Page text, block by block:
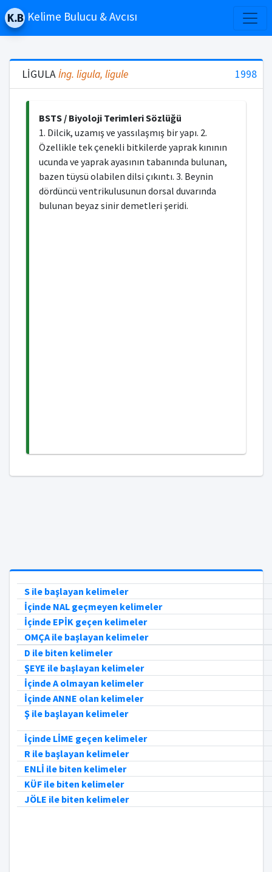
Kelime Bulucu & Avcısı
LİGULAİng. ligula, ligule 1998
BSTS / Biyoloji Terimleri Sözlüğü
1. Dilcik, uzamış ve yassılaşmış bir yapı. 2.
Özellikle tek çenekli bitkilerde yaprak kınının
ucunda ve yaprak ayasının tabanında bulunan,
bazen tüysü olabilen dilsi çıkıntı. 3. Beynin
dördüncü ventrikulusunun dorsal duvarında
bulunan beyaz sinir demetleri şeridi.
S ile başlayan kelimeler
İçinde NAL geçmeyen kelimeler
İçinde EPİK geçen kelimeler
OMÇA ile başlayan kelimeler
D ile biten kelimeler
ŞEYE ile başlayan kelimeler
İçinde A olmayan kelimeler
İçinde ANNE olan kelimeler
Ş ile başlayan kelimeler
İçinde LİME geçen kelimeler
R ile başlayan kelimeler
ENLİ ile biten kelimeler
KÜF ile biten kelimeler
JÖLE ile biten kelimeler